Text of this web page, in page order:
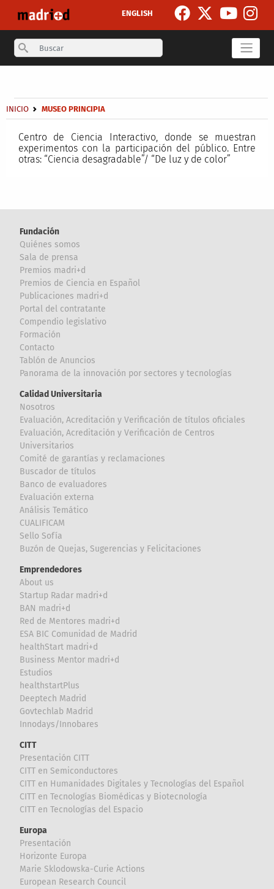
ENGLISH
Search
Sobrescribir enlaces de ayuda a la navegación
INICIO MUSEO PRINCIPIA
Centro de Ciencia Interactivo, donde se muestran
experimentos con la participación del público. Entre
otras: “Ciencia desagradable”/ “De luz y de color”
Fundación
Quiénes somos
Sala de prensa
Premios madri+d
Premios de Ciencia en Español
Publicaciones madri+d
Portal del contratante
Compendio legislativo
Formación
Contacto
Tablón de Anuncios
Panorama de la innovación por sectores y tecnologías
Calidad Universitaria
Nosotros
Evaluación, Acreditación y Verificación de títulos oficiales
Evaluación, Acreditación y Verificación de Centros
Universitarios
Comité de garantías y reclamaciones
Buscador de títulos
Banco de evaluadores
Evaluación externa
Análisis Temático
CUALIFICAM
Sello Sofía
Buzón de Quejas, Sugerencias y Felicitaciones
Emprendedores
About us
Startup Radar madri+d
BAN madri+d
Red de Mentores madri+d
ESA BIC Comunidad de Madrid
healthStart madri+d
Business Mentor madri+d
Estudios
healthstartPlus
Deeptech Madrid
Govtechlab Madrid
Innodays/Innobares
CITT
Presentación CITT
CITT en Semiconductores
CITT en Humanidades Digitales y Tecnologías del Español
CITT en Tecnologías Biomédicas y Biotecnología
CITT en Tecnologías del Espacio
Europa
Presentación
Horizonte Europa
Marie Sklodowska-Curie Actions
European Research Council